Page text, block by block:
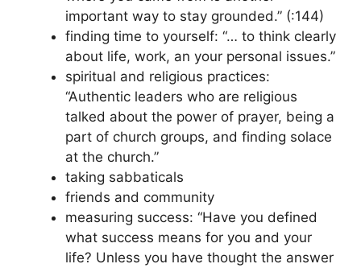
important way to stay grounded.” (:144)
finding time to yourself: “… to think clearly
about life, work, an your personal issues.”
spiritual and religious practices:
“Authentic leaders who are religious
talked about the power of prayer, being a
part of church groups, and finding solace
at the church.”
taking sabbaticals
friends and community
measuring success: “Have you defined
what success means for you and your
life? Unless you have thought the answer